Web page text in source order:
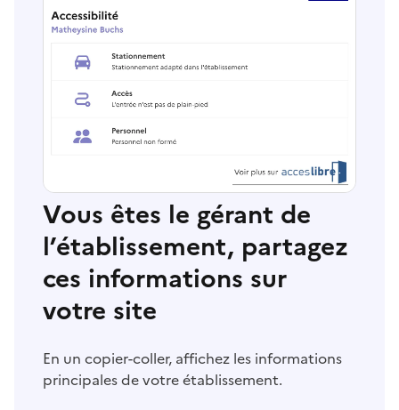
Vous êtes le gérant de
l’établissement, partagez
ces informations sur
votre site
En un copier-coller, affichez les informations
principales de votre établissement.